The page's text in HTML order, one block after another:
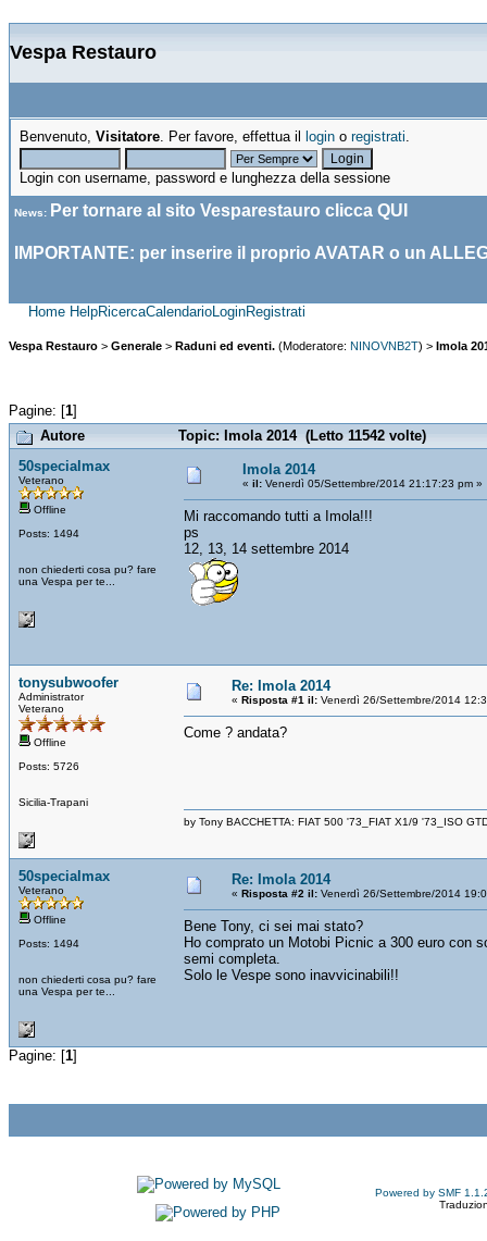
Vespa Restauro
Benvenuto, Visitatore. Per favore, effettua il login o registrati.
Login con username, password e lunghezza della sessione
News: Per tornare al sito Vesparestauro clicca QUI
IMPORTANTE: per inserire il proprio AVATAR o un
Home HelpRicercaCalendarioLoginRegistrati
Vespa Restauro > Generale > Raduni ed eventi. (Moderatore: NINOVNB2T) > Imola
Pagine: [1]
Autore
Topic: Imola 2014 (Letto 11542 volte)
50specialmax
Veterano
Offline
Posts: 1494
non chiederti cosa pu? fare
una Vespa per te...
Imola 2014
« il: Venerdì 05/Settembre/2014 21:17:23 pm »
Mi raccomando tutti a Imola!!!
ps
12, 13, 14 settembre 2014
tonysubwoofer
Administrator
Veterano
Offline
Posts: 5726
Sicilia-Trapani
Re: Imola 2014
« Risposta #1 il: Venerdì 26/Settembre/2014
Come ? andata?
by Tony BACCHETTA: FIAT 500 '73_FIAT X1/9 '73_ISO
50specialmax
Veterano
Offline
Posts: 1494
non chiederti cosa pu? fare
una Vespa per te...
Re: Imola 2014
« Risposta #2 il: Venerdì 26/Settembre/2014
Bene Tony, ci sei mai stato?
Ho comprato un Motobi Picnic a 300 euro con
semi completa.
Solo le Vespe sono inavvicinabili!!
Pagine: [1]
Powered by SMF